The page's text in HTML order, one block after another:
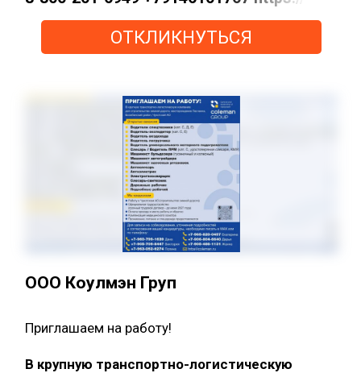
ОТКЛИКНУТЬСЯ
ООО Коулмэн Груп
Приглашаем на работу!
В крупную транспортно-логистическую